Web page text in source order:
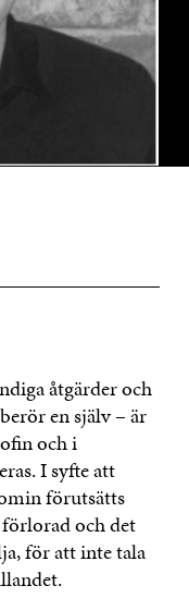
åtgärder och
en själv – är
och i
I syfte att
förutsätts
och det
för att inte tala